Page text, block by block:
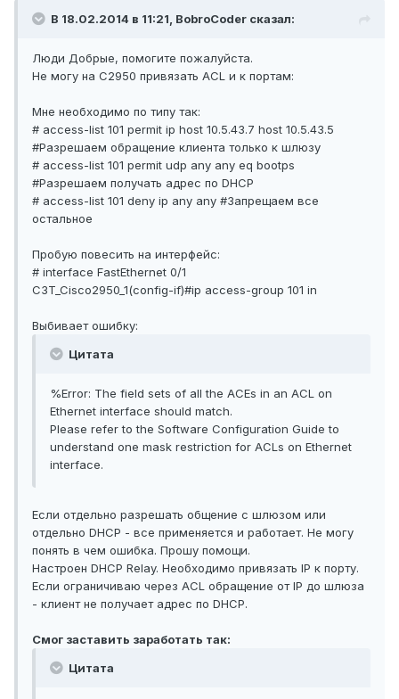
В 18.02.2014 в 11:21, BobroCoder сказал:
Люди Добрые, помогите пожалуйста.
Не могу на С2950 привязать ACL и к портам:
Мне необходимо по типу так:
# access-list 101 permit ip host 10.5.43.7 host 10.5.43.5
#Разрешаем обращение клиента только к шлюзу
# access-list 101 permit udp any any eq bootps
#Разрешаем получать адрес по DHCP
# access-list 101 deny ip any any #Запрещаем все
остальное
Пробую повесить на интерфейс:
# interface FastEthernet 0/1
C3T_Cisco2950_1(config-if)#ip access-group 101 in
Выбивает ошибку:
Цитата
%Error: The field sets of all the ACEs in an ACL on
Ethernet interface should match.
Please refer to the Software Configuration Guide to
understand one mask restriction for ACLs on Ethernet
interface.
Если отдельно разрешать общение с шлюзом или
отдельно DHCP - все применяется и работает. Не могу
понять в чем ошибка. Прошу помощи.
Настроен DHCP Relay. Необходимо привязать IP к порту.
Если ограничиваю через ACL обращение от IP до шлюза
- клиент не получает адрес по DHCP.
Смог заставить заработать так:
Цитата